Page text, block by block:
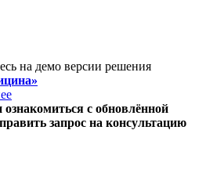
на демо версии решения
с обновлённой
запрос на консультацию